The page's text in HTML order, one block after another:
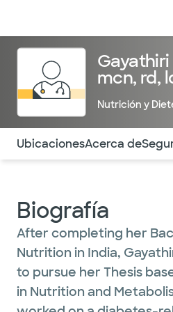
mcn, rd,
Nutrición y
Utilice esta navegación para
UbicacionesAcerca de
Biografía
After completing her
Nutrition in India,
to pursue her Thesis
in Nutrition and